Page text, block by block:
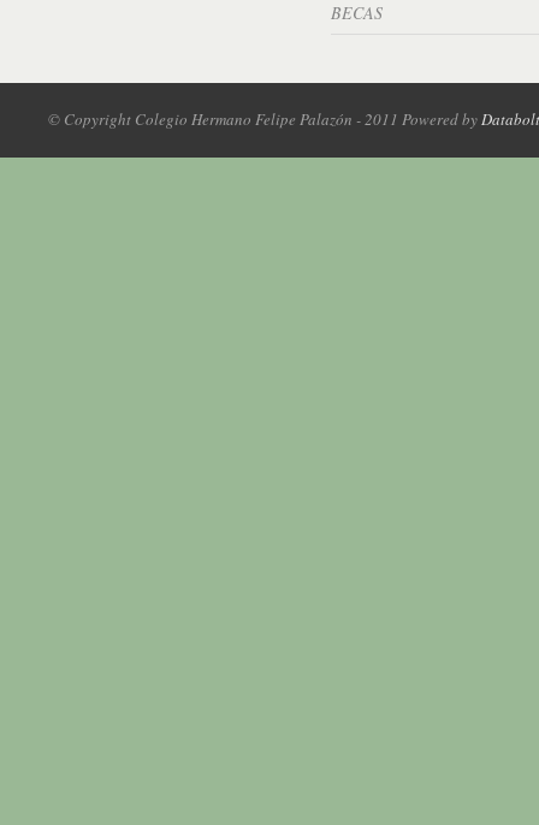
BECAS
© Copyright Colegio Hermano Felipe Palazón - 2011 Powered byDatabolt